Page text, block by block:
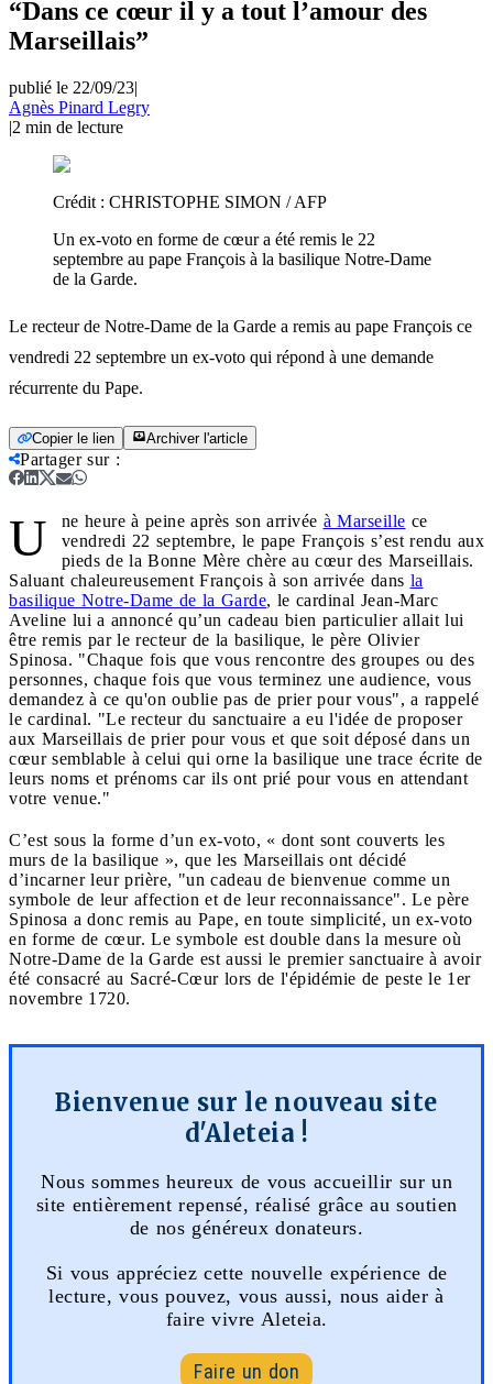
“Dans ce cœur il y a tout l’amour des
Marseillais”
publié le 22/09/23|
Agnès Pinard Legry
|2 min de lecture
Crédit : CHRISTOPHE SIMON / AFP
Un ex-voto en forme de cœur a été remis le 22
septembre au pape François à la basilique Notre-Dame
de la Garde.
Le recteur de Notre-Dame de la Garde a remis au pape François ce
vendredi 22 septembre un ex-voto qui répond à une demande
récurrente du Pape.
Copier le lien Archiver l'article
Partager sur:
U ne heure à peine après son arrivée à Marseille ce
vendredi 22 septembre, le pape François s’est rendu aux
pieds de la Bonne Mère chère au cœur des Marseillais.
Saluant chaleureusement François à son arrivée dans la
basilique Notre-Dame de la Garde, le cardinal Jean-Marc
Aveline lui a annoncé qu’un cadeau bien particulier allait lui
être remis par le recteur de la basilique, le père Olivier
Spinosa. "Chaque fois que vous rencontre des groupes ou des
personnes, chaque fois que vous terminez une audience, vous
demandez à ce qu'on oublie pas de prier pour vous", a rappelé
le cardinal. "Le recteur du sanctuaire a eu l'idée de proposer
aux Marseillais de prier pour vous et que soit déposé dans un
cœur semblable à celui qui orne la basilique une trace écrite de
leurs noms et prénoms car ils ont prié pour vous en attendant
votre venue."
C’est sous la forme d’un ex-voto, « dont sont couverts les
murs de la basilique », que les Marseillais ont décidé
d’incarner leur prière, "un cadeau de bienvenue comme un
symbole de leur affection et de leur reconnaissance". Le père
Spinosa a donc remis au Pape, en toute simplicité, un ex-voto
en forme de cœur. Le symbole est double dans la mesure où
Notre-Dame de la Garde est aussi le premier sanctuaire à avoir
été consacré au Sacré-Cœur lors de l'épidémie de peste le 1er
novembre 1720.
Bienvenue sur le nouveau site
d'Aleteia !
Nous sommes heureux de vous accueillir sur un
site entièrement repensé, réalisé grâce au soutien
de nos généreux donateurs.
Si vous appréciez cette nouvelle expérience de
lecture, vous pouvez, vous aussi, nous aider à
faire vivre Aleteia.
Faire un don